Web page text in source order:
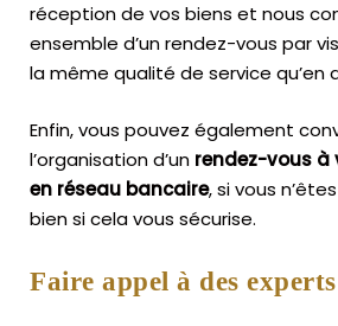
réception de vos biens et nous
ensemble d’un rendez-vous par
la même qualité de service qu’en
Enfin, vous pouvez également
l’organisation d’un rendez-vous à
en réseau bancaire, si vous
bien si cela vous sécurise.
Faire appel à des